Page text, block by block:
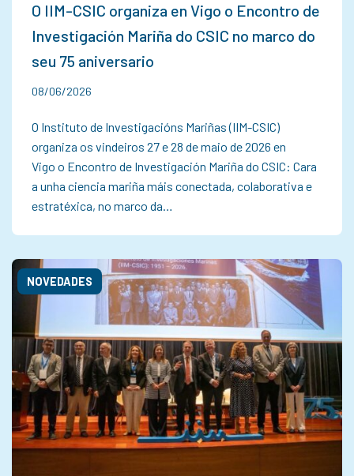
O IIM-CSIC organiza en Vigo o Encontro de
Investigación Mariña do CSIC no marco do
seu 75 aniversario
08/06/2026
O Instituto de Investigacións Mariñas (IIM-CSIC)
organiza os vindeiros 27 e 28 de maio de 2026 en
Vigo o Encontro de Investigación Mariña do CSIC: Cara
a unha ciencia mariña máis conectada, colaborativa e
estratéxica, no marco da…
NOVEDADES